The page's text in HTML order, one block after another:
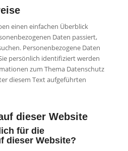
einen einfachen Überblick
Daten passiert,
Personenbezogene Daten
persönlich identifiziert werden
zum Thema Datenschutz
diesem Text aufgeführten
dieser Website
für die
dieser Website?